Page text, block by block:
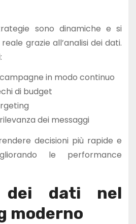
sono dinamiche e si
grazie all’analisi dei dati.
in modo continuo
di budget
dei messaggi
decisioni più rapide e
le performance
dati nel
moderno